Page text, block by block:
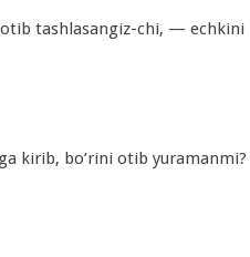
tashlasangiz-chi, — echkini
kirib, bo’rini otib yuramanmi?